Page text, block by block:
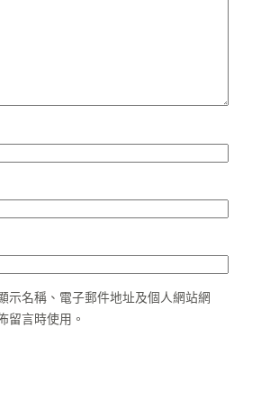
示名稱、電子郵件地址及個人網站網
留言時使用。